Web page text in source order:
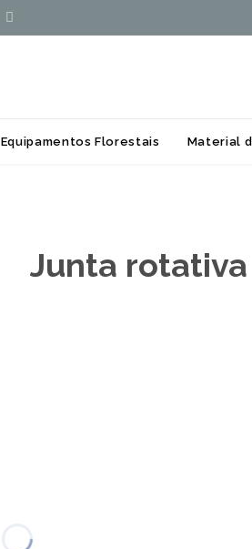

Equipamentos Florestais Material
Junta rotativa